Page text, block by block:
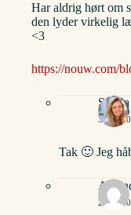
Har aldrig hørt om
den lyder virkelig
<3
https://nouw.com/
Stinna
30/12/
Tak 🙂 Jeg
21/12/